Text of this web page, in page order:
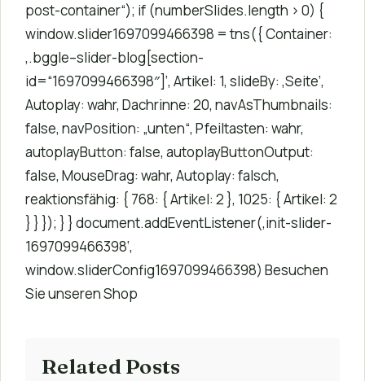
post-container“); if (numberSlides.length > 0) {
window.slider1697099466398 = tns({ Container:
‚.bggle–slider-blog[section-
id=“1697099466398″]‘, Artikel: 1, slideBy: ‚Seite‘,
Autoplay: wahr, Dachrinne: 20, navAsThumbnails:
false, navPosition: „unten“, Pfeiltasten: wahr,
autoplayButton: false, autoplayButtonOutput:
false, MouseDrag: wahr, Autoplay: falsch,
reaktionsfähig: { 768: { Artikel: 2 }, 1025: { Artikel: 2
} } }); } } document.addEventListener(‚init-slider-
1697099466398‘,
window.sliderConfig1697099466398) Besuchen
Sie unseren Shop
Related Posts